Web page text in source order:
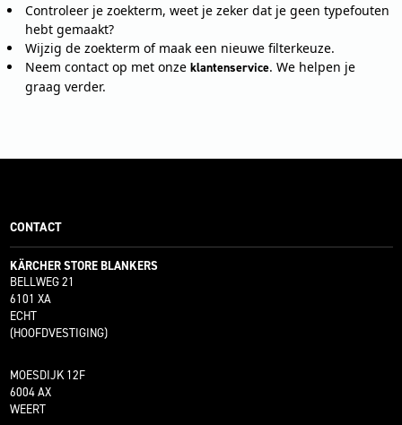
Controleer je zoekterm, weet je zeker dat je geen typefouten
hebt gemaakt?
Wijzig de zoekterm of maak een nieuwe filterkeuze.
Neem contact op met onze klantenservice. We helpen je
graag verder.
CONTACT
KÄRCHER STORE BLANKERS
BELLWEG 21
6101 XA
ECHT
(HOOFDVESTIGING)
MOESDIJK 12F
6004 AX
WEERT